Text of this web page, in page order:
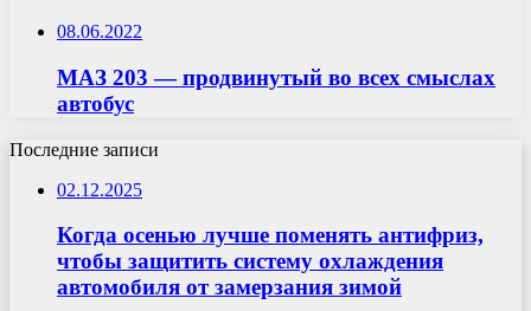
08.06.2022
МАЗ 203 — продвинутый во всех смыслах
автобус
Последние записи
02.12.2025
Когда осенью лучше поменять антифриз,
чтобы защитить систему охлаждения
автомобиля от замерзания зимой